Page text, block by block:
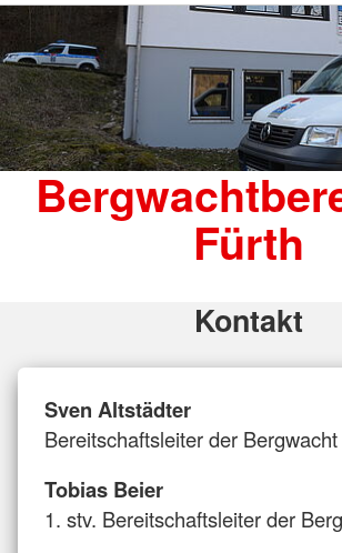
Fürth
Kontakt
Sven Altstädter
Bereitschaftsleiter der Bergwacht
Tobias Beier
1. stv. Bereitschaftsleiter der